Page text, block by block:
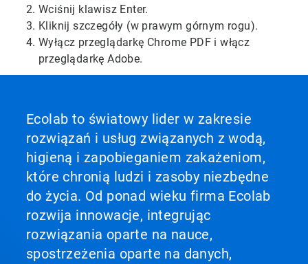
Wciśnij klawisz Enter.
Kliknij szczegóły (w prawym górnym rogu).
Wyłącz przeglądarkę Chrome PDF i włącz
przeglądarkę Adobe.
Ecolab to światowy lider w zakresie
rozwiązań i usług związanych z wodą,
higieną i zapobieganiem zakażeniom,
które chronią ludzi i zasoby niezbędne
do życia. Od ponad wieku firma Ecolab
rozwija innowacje, integrując
rozwiązania oparte na nauce,
spostrzeżenia oparte na danych,